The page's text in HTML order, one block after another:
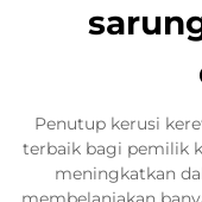
Penutup kerusi
terbaik bagi pemilik
meningkatkan